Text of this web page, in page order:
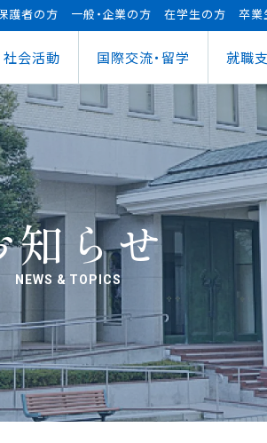
護者の方 一般・企業の方 在学生の方 卒業
経営情報学部
経営情報学科
ス
ス
究情報
センター
ちづくりデザインセンター
ェルネス＆スポーツサイエンスセンター
来ロボティクスセンター
社会活動 国際交流・留学 就職
ローン
料等の減免制度
ター
知らせ
NEWS & TOPICS